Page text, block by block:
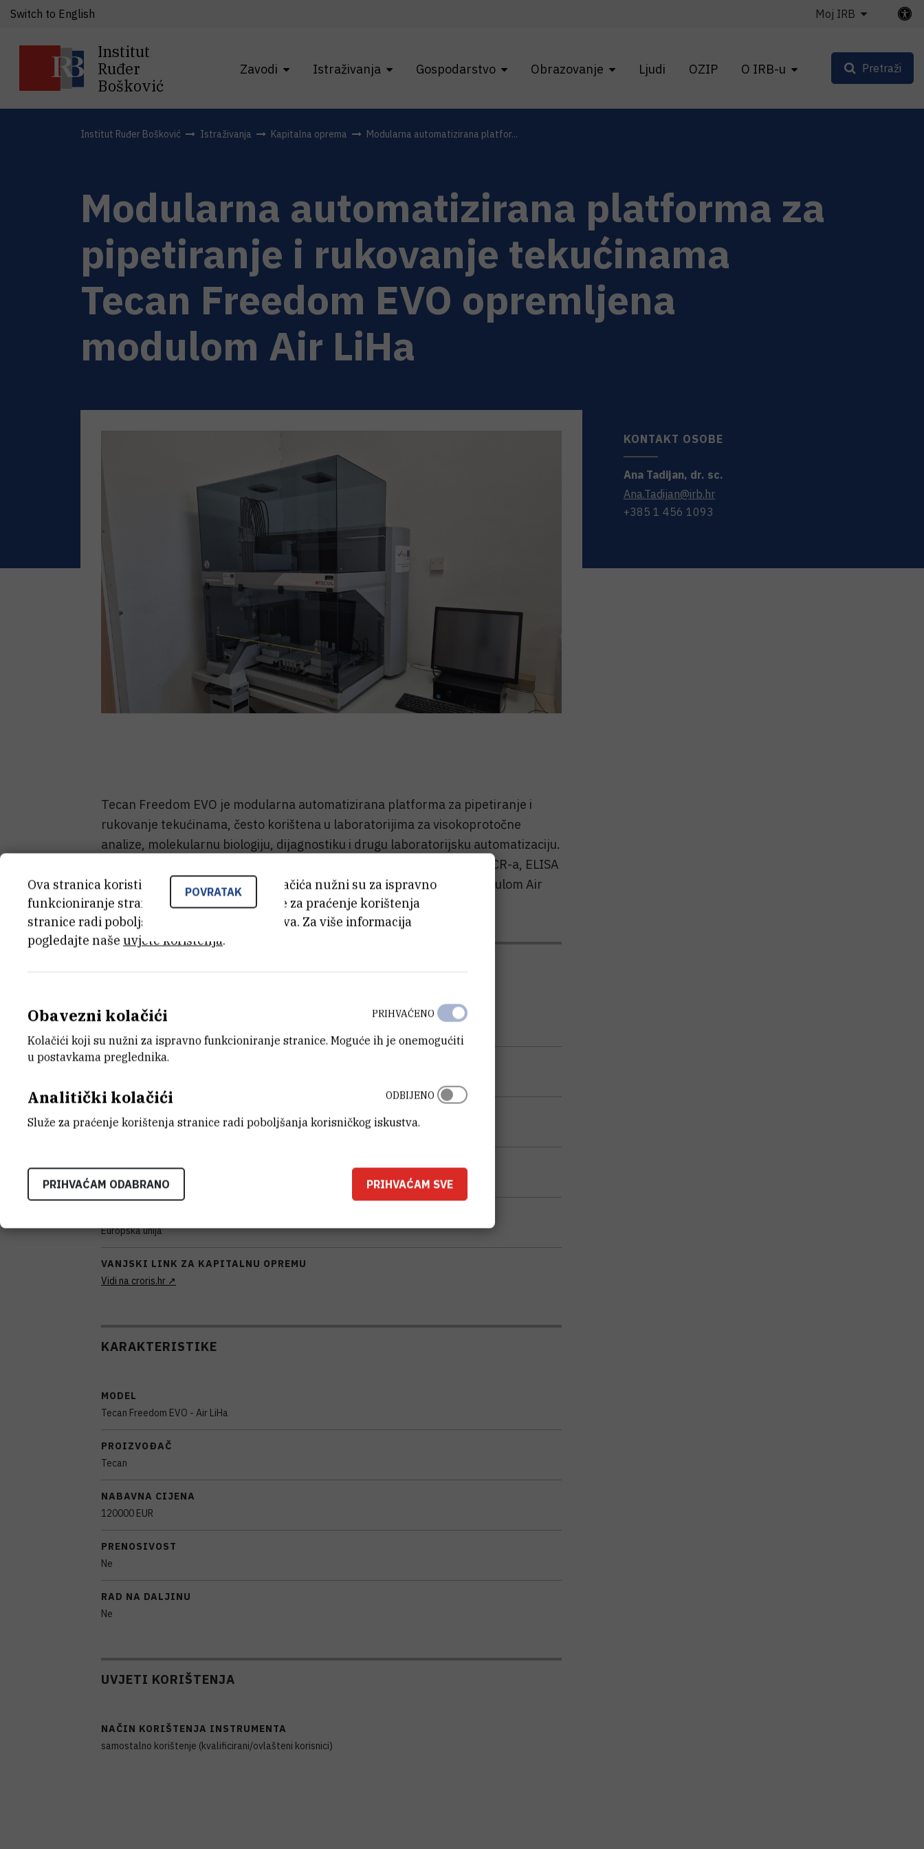
Institut
Ruđer
Bošković
Zavodi Istraživanja Gospodarstvo Obrazovanje Ljudi OZIP O IRB-u
Switch to English Moj IRB
Pretraži
Institut Ruđer Bošković Istraživanja Kapitalna oprema Modularna automatizirana platfor...
Modularna automatizirana platforma za
pipetiranje i rukovanje tekućinama
Tecan Freedom EVO opremljena
modulom Air LiHa
KONTAKT OSOBE
Ana Tadijan, dr. sc.
Ana.Tadijan@irb.hr
+385 1 456 1093
Tecan Freedom EVO je modularna automatizirana platforma za pipetiranje i
rukovanje tekućinama, često korištena u laboratorijima za visokoprotočne
analize, molekularnu biologiju, dijagnostiku i drugu laboratorijsku automatizaciju.
Može se prilagoditi različitim potrebama, uključujući automatizaciju PCR-a, ELISA
testova, pripremu uzoraka i razne druge aplikacije. Opremljen je modulom Air
LiHa.
SKRAĆENI NAZIV INSTRUMENTA
KATEGORIJA
potpuno funkcionalan
28.02.2023
Europska unija
VANJSKI LINK ZA KAPITALNU OPREMU
Vidi na croris.hr
KARAKTERISTIKE
MODEL
Tecan Freedom EVO - Air LiHa
PROIZVOĐAČ
Tecan
NABAVNA CIJENA
120000 EUR
PRENOSIVOST
Ne
RAD NA DALJINU
Ne
UVJETI KORIŠTENJA
NAČIN KORIŠTENJA INSTRUMENTA
samostalno korištenje (kvalificirani/ovlašteni korisnici)
POVRATAK
Ova stranica koristi kolačiće. Neki od tih kolačića nužni su za ispravno
funkcioniranje stranice, dok se drugi koriste za praćenje korištenja
stranice radi poboljšanja korisničkog iskustva. Za više informacija
pogledajte naše uvjete korištenja.
Obavezni kolačići
Kolačići koji su nužni za ispravno funkcioniranje stranice. Moguće ih je onemogućiti
u postavkama preglednika.
PRIHVAĆENO
Analitički kolačići
Služe za praćenje korištenja stranice radi poboljšanja korisničkog iskustva.
ODBIJENO
PRIHVAĆAM ODABRANO PRIHVAĆAM SVE